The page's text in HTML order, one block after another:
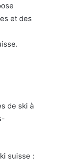
et des
de ski à
suisse :